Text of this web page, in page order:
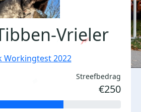
Vrieler
Workingtest 2022
Streefbedrag
€250